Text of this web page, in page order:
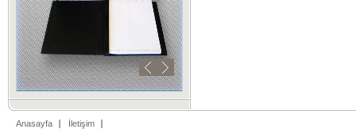
Anasayfa
İletişim